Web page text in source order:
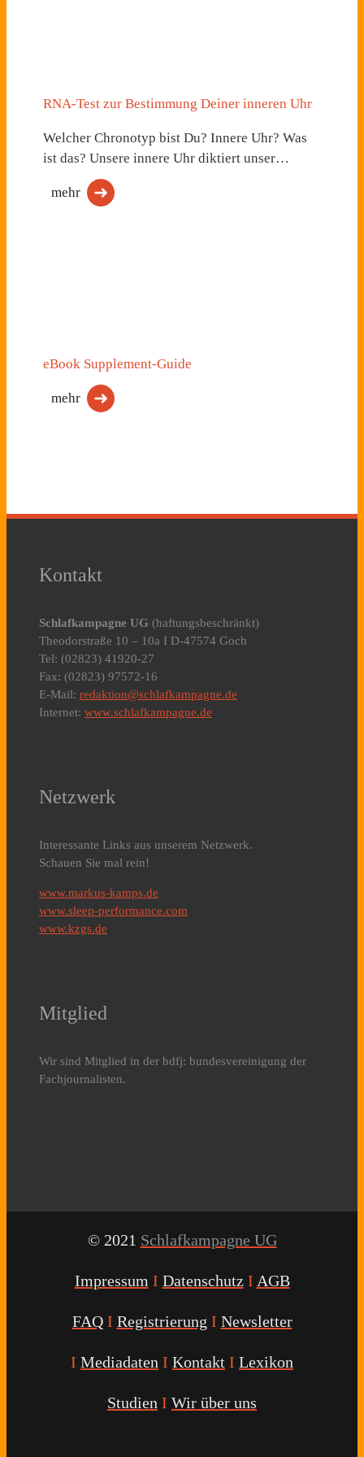
RNA-Test zur Bestimmung Deiner inneren Uhr
Welcher Chronotyp bist Du? Innere Uhr? Was
ist das? Unsere innere Uhr diktiert unser…
mehr
eBook Supplement-Guide
mehr
Kontakt
Schlafkampagne UG (haftungsbeschränkt)
Theodorstraße 10 – 10a I D-47574 Goch
Tel: (02823) 41920-27
Fax: (02823) 97572-16
E-Mail: redaktion@schlafkampagne.de
Internet: www.schlafkampagne.de
Netzwerk
Interessante Links aus unserem Netzwerk.
Schauen Sie mal rein!
www.markus-kamps.de
www.sleep-performance.com
www.kzgs.de
Mitglied
Wir sind Mitglied in der bdfj: bundesvereinigung der
Fachjournalisten.
© 2021 Schlafkampagne UG
Impressum I Datenschutz I AGB
FAQ I Registrierung I Newsletter
I Mediadaten I Kontakt I Lexikon
Studien I Wir über uns